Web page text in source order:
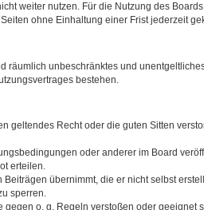
weiter nutzen. Für die Nutzung des
ohne Einhaltung einer Frist jederzeit
unbeschränktes und
bestehen.
geltendes Recht oder die guten Sitten
oder anderer im Board
erteilen.
übernimmt, die er nicht selbst
sperren.
o. g. Regeln verstoßen oder